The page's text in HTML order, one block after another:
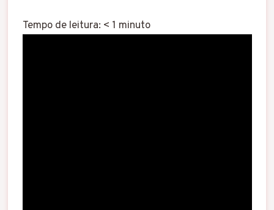
Tempo de leitura: < 1 minuto